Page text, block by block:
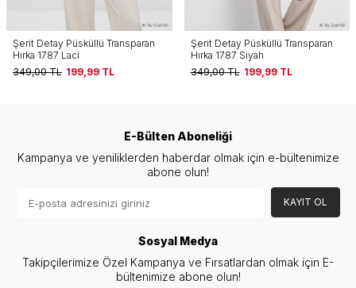
Şerit Detay Püsküllü Transparan
Hırka 1787 Siyah
349,00TL 199,99 TL
V Yaka Kısa Kol Dantelli Hırka 10
Krem
1.124,00TL 249,99TL
E-Bülten Aboneliği
Kampanya ve yeniliklerden haberdar olmak için e-bültenimize
abone olun!
KAYIT OL
Sosyal Medya
Takipçilerimize Özel Kampanya ve Fırsatlardan olmak için E-
bültenimize abone olun!